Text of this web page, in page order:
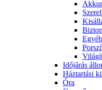
Időjárás
Háztartási
Óra